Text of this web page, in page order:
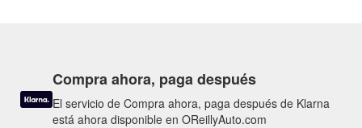
Compra ahora, paga después
El servicio de Compra ahora, paga después de Klarna
está ahora disponible en OReillyAuto.com